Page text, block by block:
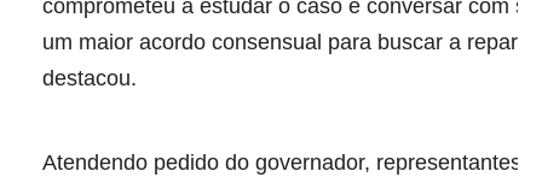
comprometeu a estudar o caso e conversar com
um maior acordo consensual para buscar a
destacou.
Atendendo pedido do governador, representantes